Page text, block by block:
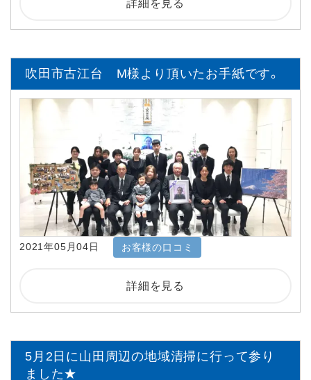
詳細を見る
吹田市古江台 M様より頂いたお手紙です。
2021年05月04日 お客様の口コミ
詳細を見る
5月2日に山田周辺の地域清掃に行って参り
ました★